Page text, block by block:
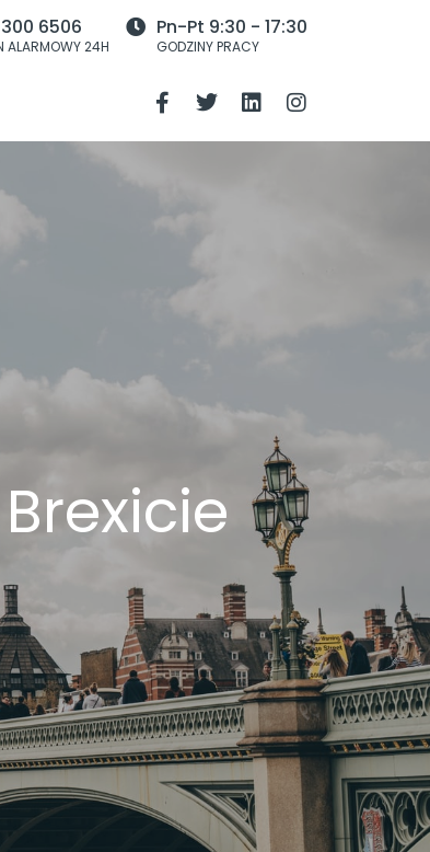
6506
ALARMOWY 24H
Pn-Pt 9:30 - 17:30
GODZINY PRACY